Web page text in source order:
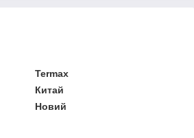
Termax
Китай
Новий